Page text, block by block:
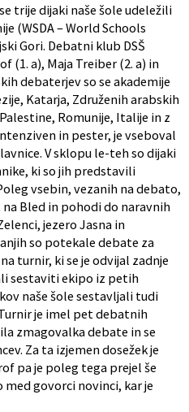
se trije dijaki naše šole udeležili
(WSDA – World Schools
Gori. Debatni klub DSŠ
(1. a), Maja Treiber (2. a) in
debaterjev so se akademije
Katarja, Združenih arabskih
Romunije, Italije in z
in pester, je vseboval
V sklopu le-teh so dijaki
ki so jih predstavili
vsebin, vezanih na debato,
Bled in pohodi do naravnih
jezero Jasna in
so potekale debate za
turnir, ki se je odvijal zadnje
sestaviti ekipo iz petih
naše šole sestavljali tudi
je imel pet debatnih
zmagovalka debate in se
Za ta izjemen dosežek je
pa je poleg tega prejel še
govorci novinci, kar je